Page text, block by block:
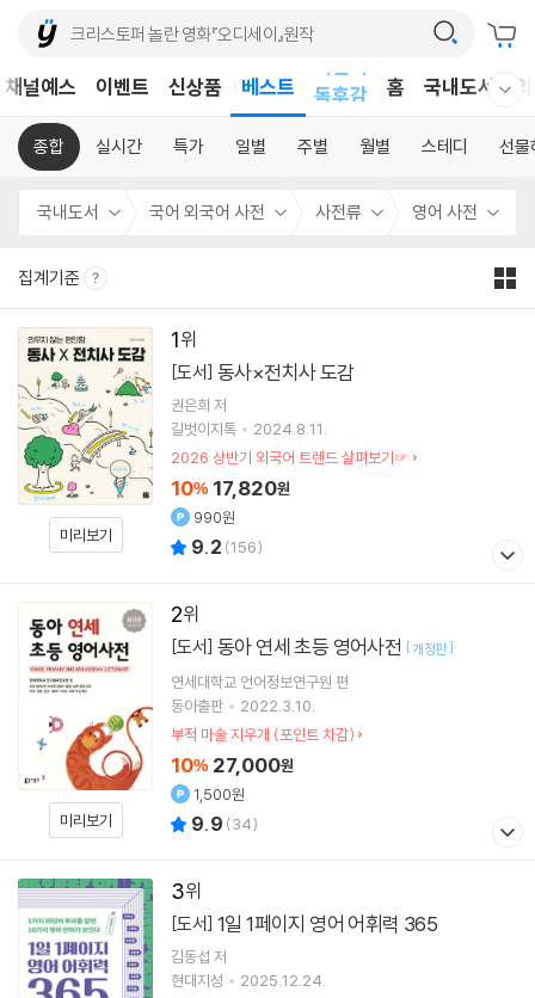
채널예스 이벤트 신상품 베스트
독후감
홈 국내도서
종합 실시간 특가 일별 주별 월별 스테디 선물
국내도서 국어 외국어 사전 사전류 영어 사전
집계기준
1
미리보기
[도서] 동사×전치사 도감
권은희 저
길벗이지톡
2024.8.11.
2026 상반기 외국어 트렌드 살펴보기☞
10% 17,820원
990원
9.2 (156)
2
미리보기
[도서] 동아 연세 초등 영어사전 [개정판]
연세대학교 언어정보연구원 편
동아출판
2022.3.10.
부적 마술 지우개 (포인트 차감)
10% 27,000원
1,500원
9.9 (34)
3
[도서] 1일 1페이지 영어 어휘력 365
김동섭 저
현대지성
2025.12.24.